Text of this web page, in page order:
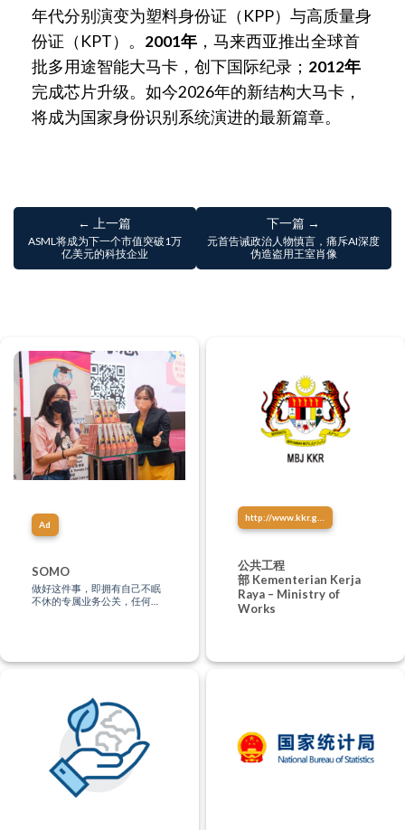
年代分别演变为塑料身份证（KPP）与高质量身
份证（KPT）。 2001年 ，马来西亚推出全球首
批多用途智能大马卡，创下国际纪录； 2012年
完成芯片升级。如今2026年的新结构大马卡，
将成为国家身份识别系统演进的最新篇章。
← 上一篇
ASML将成为下一个市值突破1万
亿美元的科技企业
下一篇 →
元首告诫政治人物慎言，痛斥AI深度
伪造盗用王室肖像
Ad
SOMO
做好这件事，即拥有自己不眠
不休的专属业务公关，任何时
公共工程
部 Kementerian Kerja
Raya – Ministry of
Works